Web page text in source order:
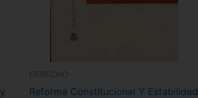
DERECHO
Reforma Constitucional Y Estabilidad